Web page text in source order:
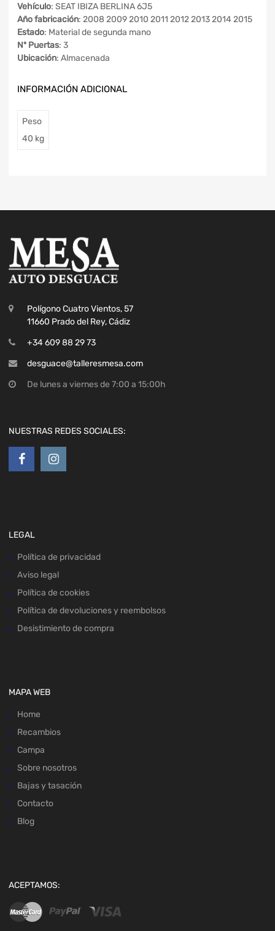
Vehículo: SEAT IBIZA BERLINA 6J5
Año fabricación: 2008 2009 2010 2011 2012 2013 2014 2015
Estado: Material de segunda mano
Nº Puertas: 3
Ubicación: Almacenada
INFORMACIÓN ADICIONAL
Peso
40 kg
Polígono Cuatro Vientos, 57
11660 Prado del Rey, Cádiz
+34 609 88 29 73
desguace@talleresmesa.com
De lunes a viernes de 7:00 a 15:00h
NUESTRAS REDES SOCIALES:
LEGAL
Política de privacidad
Aviso legal
Política de cookies
Política de devoluciones y reembolsos
Desistimiento de compra
MAPA WEB
Home
Recambios
Campa
Sobre nosotros
Bajas y tasación
Contacto
Blog
ACEPTAMOS: